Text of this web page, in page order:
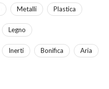
Metalli Plastica
Legno
Inerti Bonifica Aria